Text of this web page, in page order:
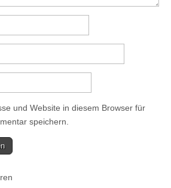
und Website in diesem Browser für
speichern.